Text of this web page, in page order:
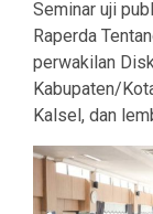
Seminar uji
Raperda
perwakilan
Kabupaten/
Kalsel, dan